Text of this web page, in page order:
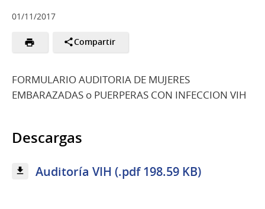
01/11/2017
Compartir
FORMULARIO AUDITORIA DE MUJERES
EMBARAZADAS o PUERPERAS CON INFECCION VIH
Descargas
Auditoría VIH (.pdf 198.59 KB)